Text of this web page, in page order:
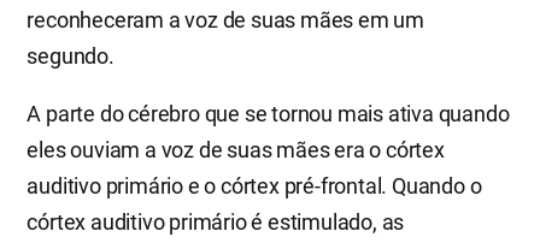
reconheceram a voz de suas mães em um
segundo.
A parte do cérebro que se tornou mais ativa quando
eles ouviam a voz de suas mães era o córtex
auditivo primário e o córtex pré-frontal. Quando o
córtex auditivo primário é estimulado, as